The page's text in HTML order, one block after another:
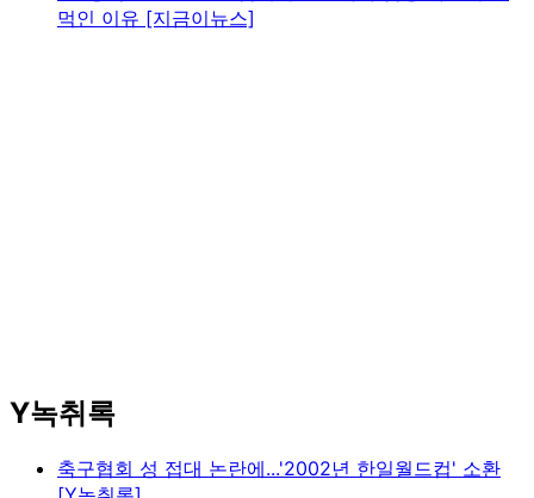
먹인 이유 [지금이뉴스]
Y녹취록
축구협회 성 접대 논란에...'2002년 한일월드컵' 소환